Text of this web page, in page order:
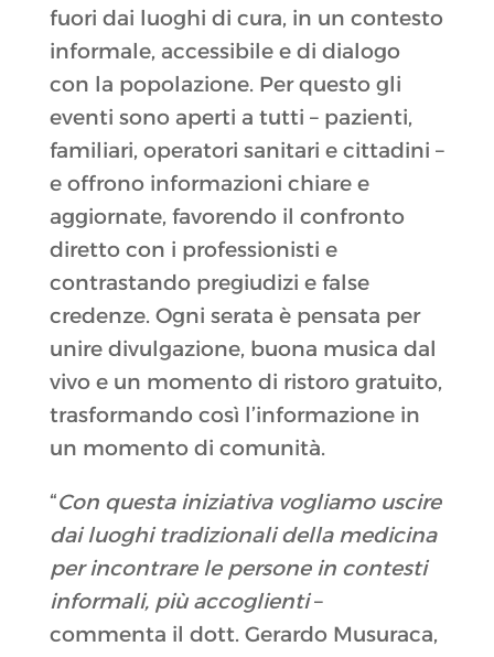
fuori dai luoghi di cura, in un contesto
informale, accessibile e di dialogo
con la popolazione. Per questo gli
eventi sono aperti a tutti – pazienti,
familiari, operatori sanitari e cittadini –
e offrono informazioni chiare e
aggiornate, favorendo il confronto
diretto con i professionisti e
contrastando pregiudizi e false
credenze. Ogni serata è pensata per
unire divulgazione, buona musica dal
vivo e un momento di ristoro gratuito,
trasformando così l’informazione in
un momento di comunità.
“Con questa iniziativa vogliamo uscire
dai luoghi tradizionali della medicina
per incontrare le persone in contesti
informali, più accoglienti–
commenta il dott. Gerardo Musuraca,